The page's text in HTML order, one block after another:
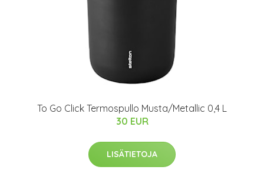
To Go Click Termospullo Musta/Metallic 0,4 L
30 EUR
LISÄTIETOJA